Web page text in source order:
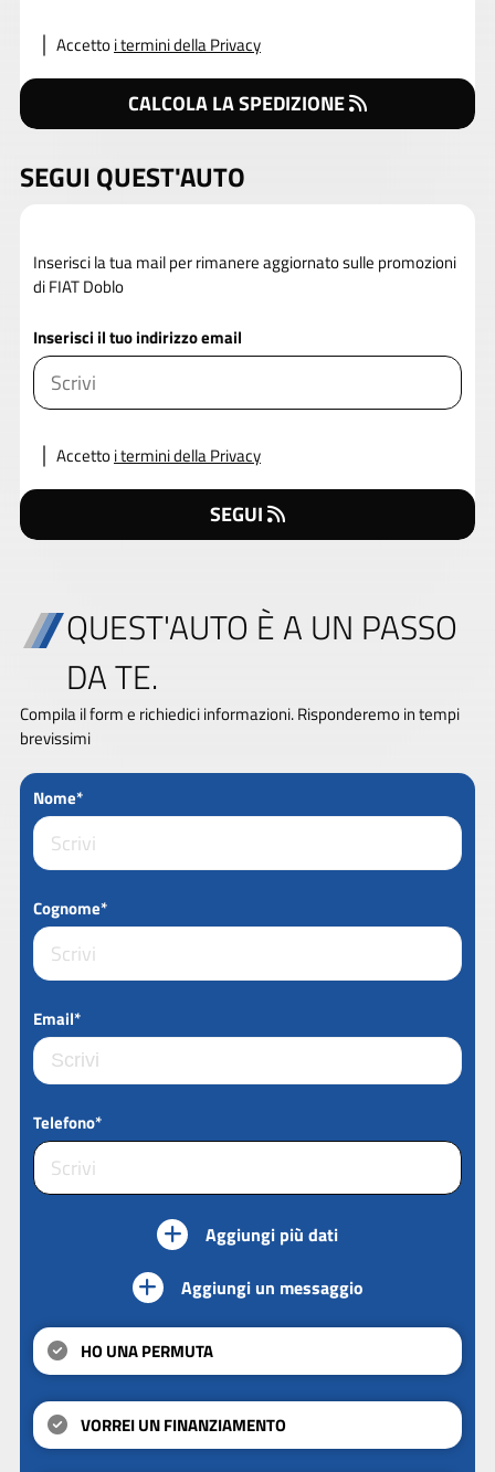
Accettoi termini della Privacy
CALCOLA LA SPEDIZIONE
SEGUI QUEST'AUTO
Inserisci la tua mail per rimanere aggiornato sulle promozioni
di FIAT Doblo
Inserisci il tuo indirizzo email
Accettoi termini della Privacy
SEGUI
QUEST'AUTO È A UN PASSO
DA TE.
Compila il form e richiedici informazioni. Risponderemo in tempi
brevissimi
Nome*
Cognome*
Email*
Telefono*
Aggiungi più dati
Aggiungi un messaggio
HO UNA PERMUTA
VORREI UN FINANZIAMENTO